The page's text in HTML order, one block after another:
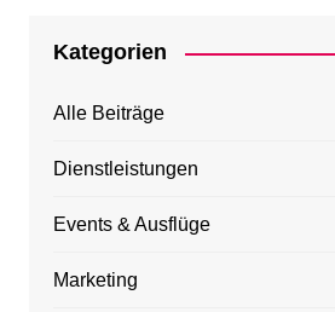
Kategorien
Alle Beiträge
Dienstleistungen
Events & Ausflüge
Marketing